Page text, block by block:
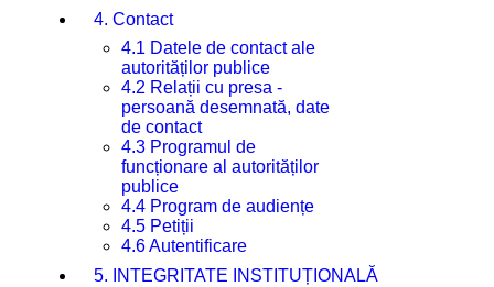
4. Contact
4.1 Datele de contact ale
autorităților publice
4.2 Relații cu presa -
persoană desemnată, date
de contact
4.3 Programul de
funcționare al autorităților
publice
4.4 Program de audiențe
4.5 Petiții
4.6 Autentificare
5. INTEGRITATE INSTITUȚIONALĂ